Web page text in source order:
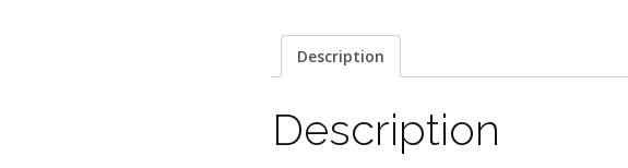
Description
Description